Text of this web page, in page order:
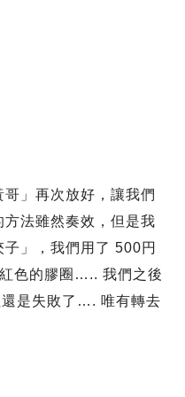
」再次放好，讓我們
法雖然奏效，但是我
」，我們用了 500円
色的膠圈….. 我們之後
是失敗了…. 唯有轉去